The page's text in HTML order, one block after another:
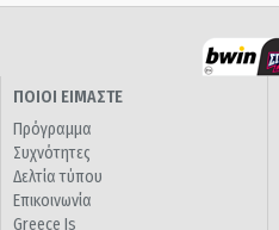
ΠΟΙΟΙ ΕΙΜΑΣΤΕ
Πρόγραμμα
Συχνότητες
Δελτία τύπου
Επικοινωνία
Greece Is